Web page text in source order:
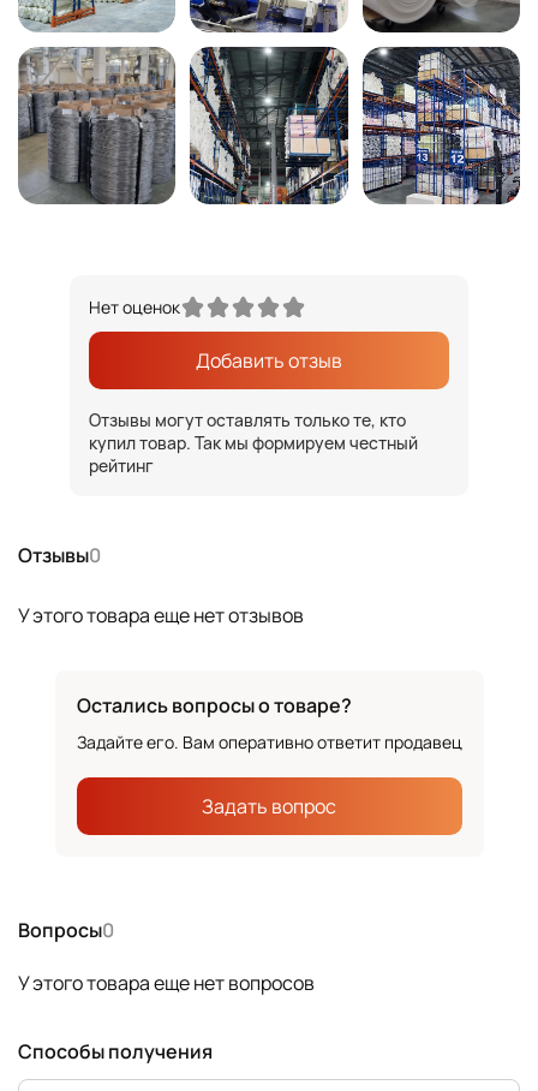
Отзывы0
У этого товара еще нет отзывов
Нет оценок
Добавить отзыв
Отзывы могут оставлять только те, кто
купил товар. Так мы формируем честный
рейтинг
Вопросы0
У этого товара еще нет вопросов
Способы получения
Остались вопросы о товаре?
Задайте его. Вам оперативно ответит продавец
Задать вопрос